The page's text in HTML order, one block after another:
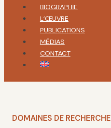
BIOGRAPHIE
L’ŒUVRE
PUBLICATIONS
MÉDIAS
CONTACT
DOMAINES DE RECHERCHE